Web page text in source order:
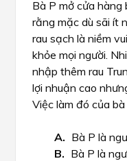
Bà P mở cửa hàng
rằng mặc dù sãi ít
rau sạch là niềm
khỏe mọi người.
nhập thêm rau
lợi nhuận cao
Việc làm đó của
Bà P là
Bà P là